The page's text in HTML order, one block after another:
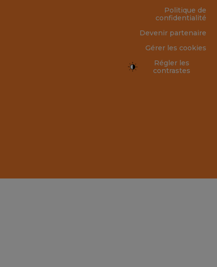
Politique de
confidentialité
Devenir partenaire
Gérer les cookies
Régler les
contrastes